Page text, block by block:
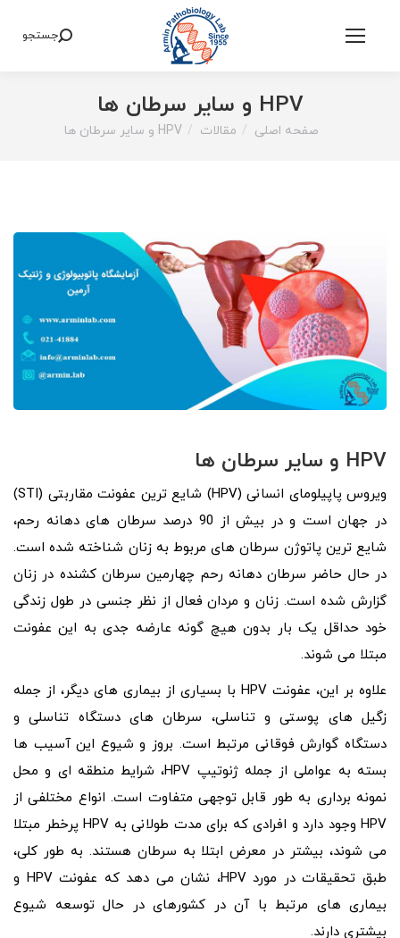
Search:
جستجو
HPV و سایر سرطان ها
You are here:
صفحه اصلی مقالات HPV و سایر سرطان ها
HPV و سایر سرطان ها
ویروس پاپیلومای انسانی (HPV) شایع ترین عفونت مقاربتی (STI)
در جهان است و در بیش از 90 درصد سرطان‌ های دهانه رحم،
شایع ترین پاتوژن سرطان های مربوط به زنان شناخته شده است.
در حال حاضر سرطان دهانه رحم چهارمین سرطان کشنده در زنان
گزارش شده است. زنان و مردان فعال از نظر جنسی در طول زندگی
خود حداقل یک بار بدون هیچ گونه عارضه جدی به این عفونت
مبتلا می شوند.
علاوه بر این، عفونت HPV با بسیاری از بیماری‌ های دیگر، از جمله
زگیل‌ های پوستی و تناسلی، سرطان‌ های دستگاه تناسلی و
دستگاه گوارش فوقانی مرتبط است. بروز و شیوع این آسیب ها
بسته به عواملی از جمله ژنوتیپ HPV، شرایط منطقه ای و محل
نمونه برداری به طور قابل توجهی متفاوت است. انواع مختلفی از
HPV وجود دارد و افرادی که برای مدت طولانی به HPV پرخطر مبتلا
می شوند، بیشتر در معرض ابتلا به سرطان هستند. به طور کلی،
طبق تحقیقات در مورد HPV، نشان می دهد که عفونت HPV و
بیماری های مرتبط با آن در کشورهای در حال توسعه شیوع
بیشتری دارند.